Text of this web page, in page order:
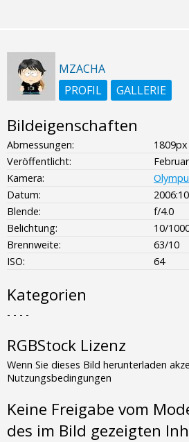
MZACHA
PROFIL
GALLERIE
Bildeigenschaften
Abmessungen:
Veröffentlicht:
Kamera:
Datum:
Blende:
f/4.0
Belichtung:
10/
Brennweite:
63/10
ISO:
64
Kategorien
- - - -
RGBStock Lizenz
Wenn Sie dieses Bild herunterladen
Nutzungsbedingungen
Keine Freigabe vom
des im Bild gezeigten